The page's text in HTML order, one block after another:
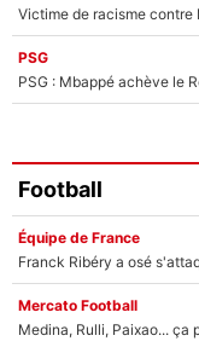
PSG
PSG : Mbappé achève le
Football
Équipe de France
Mercato Football